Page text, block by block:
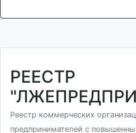
РЕЕСТР
Реестр коммерческих
предпринимателей с